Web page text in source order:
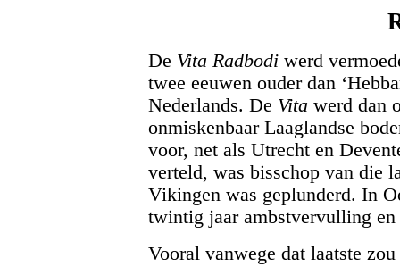
De Vita Radbodi werd
twee eeuwen ouder dan
Nederlands. De Vita werd dan
onmiskenbaar Laaglandse
voor, net als Utrecht en
verteld, was bisschop van die
Vikingen was geplunderd. In
twintig jaar ambstvervulling
Vooral vanwege dat laatste